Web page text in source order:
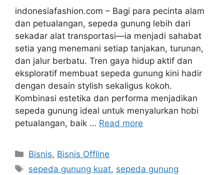
indonesiafashion.com – Bagi para pecinta alam
dan petualangan, sepeda gunung lebih dari
sekadar alat transportasi—ia menjadi sahabat
setia yang menemani setiap tanjakan, turunan,
dan jalur berbatu. Tren gaya hidup aktif dan
eksploratif membuat sepeda gunung kini hadir
dengan desain stylish sekaligus kokoh.
Kombinasi estetika dan performa menjadikan
sepeda gunung ideal untuk menyalurkan hobi
petualangan, baik … Read more
Categories
Bisnis, Bisnis Offline
Tags
sepeda gunung kuat, sepeda gunung